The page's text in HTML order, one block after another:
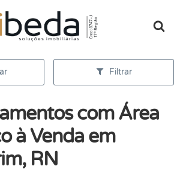
inicial
Filtrar
com Área
à Venda em
RN